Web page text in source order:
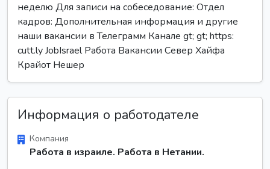
неделю Для записи на собеседование: Отдел
кадров: Дополнительная информация и другие
наши вакансии в Телеграмм Канале gt; gt; https:
cutt.ly JobIsrael Работа Вакансии Север Хайфа
Крайот Нешер
Информация о работодателе
Компания
Работа в израиле. Работа в Нетании.